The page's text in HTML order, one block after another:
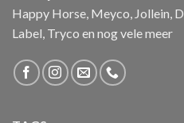
Happy Horse, Meyco, Jollein,
Label, Tryco en nog vele meer